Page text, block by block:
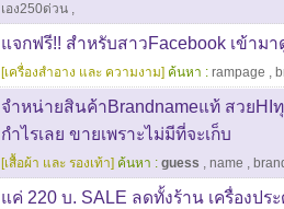
เอง250ด่วน ,
แจกฟรี!! สำหรับสาวFacebook เข้ามา
[เครื่องสำอาง และ ความงาม] ค้นหา : rampage ,
จำหน่ายสินค้าBrandnameแท้ สวยHI
กำไรเลย ขายเพราะไม่มีที่จะเก็บ
[เสื้อผ้า และ รองเท้า] ค้นหา : guess , name ,
แค่ 220 บ. SALE ลดทั้งร้าน เครื่องปร